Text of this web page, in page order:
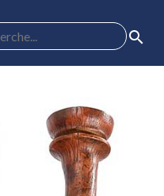
search